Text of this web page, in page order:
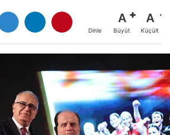
Dinle
A
Büyüt
A
Küçült